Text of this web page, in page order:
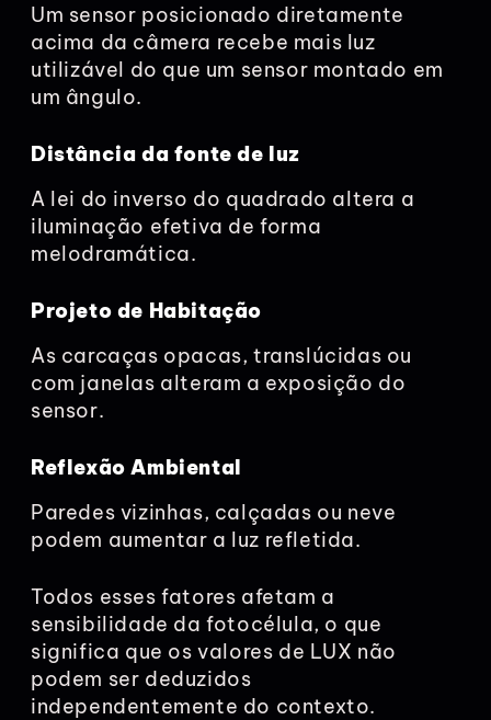
Um sensor posicionado diretamente
acima da câmera recebe mais luz
utilizável do que um sensor montado em
um ângulo.
Distância da fonte de luz
A lei do inverso do quadrado altera a
iluminação efetiva de forma
melodramática.
Projeto de Habitação
As carcaças opacas, translúcidas ou
com janelas alteram a exposição do
sensor.
Reflexão Ambiental
Paredes vizinhas, calçadas ou neve
podem aumentar a luz refletida.
Todos esses fatores afetam a
sensibilidade da fotocélula, o que
significa que os valores de LUX não
podem ser deduzidos
independentemente do contexto.